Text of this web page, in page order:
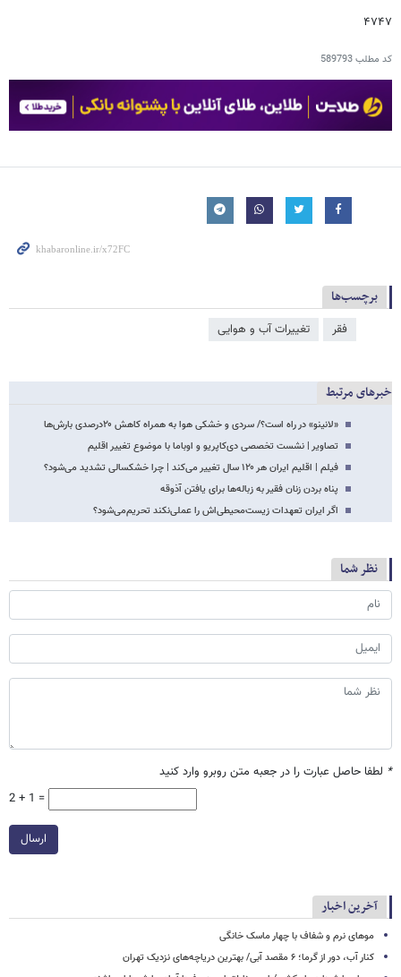
۴۷۴۷
کد مطلب589793
برچسب‌ها
فقر تغییرات آب و هوایی
خبرهای مرتبط
«لانینو» در راه است؟/ سردی و خشکی هوا به همراه کاهش ۲۰درصدی بارش‌ها
تصاویر | نشست تخصصی دی‌کاپریو و اوباما با موضوع تغییر اقلیم
فیلم | اقلیم ایران هر ۱۲۰ سال تغییر می‌کند | چرا خشکسالی تشدید می‌شود؟
پناه بردن زنان فقیر به زباله‌ها برای یافتن آذوقه
اگر ایران تعهدات زیست‌محیطی‌اش را عملی‌نکند تحریم‌می‌شود؟
نظر شما
* لطفا حاصل عبارت را در جعبه متن روبرو وارد کنید
2 + 1 =
ارسال
آخرین اخبار
موهای نرم و شفاف با چهار ماسک خانگی
کنار آب، دور از گرما؛ ۶ مقصد آبی/ بهترین دریاچه‌های نزدیک تهران